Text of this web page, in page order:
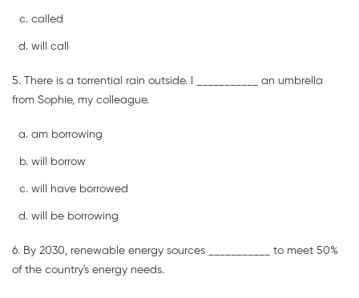
called
will call
5. There is a torrential rain outside. I ___________ an umbrella
from Sophie, my colleague.
am borrowing
will borrow
will have borrowed
will be borrowing
6. By 2030, renewable energy sources ___________ to meet 50%
of the country's energy needs.